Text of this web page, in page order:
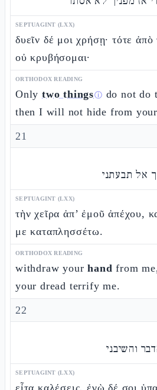
SEPTUAGINT (LXX)
δυεῖν δέ μοι χρήσῃ· τότε
οὐ κρυβήσομαι·
ORTHODOX READING
Only two thingsⓘ do not do
then I will not hide from
21
אל תבעתני
SEPTUAGINT (LXX)
τὴν χεῖρα ἀπ’ ἐμοῦ ἀπέχου,
με καταπλησσέτω.
ORTHODOX READING
withdraw yourhand from
your dread terrify me.
22
והשיבני
SEPTUAGINT (LXX)
εἶτα καλέσεις, ἐγὼ δέ σοι